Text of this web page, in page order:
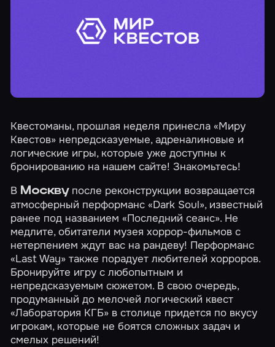
Квестоманы, прошлая неделя принесла «Миру
Квестов» непредсказуемые, адреналиновые и
логические игры, которые уже доступны к
бронированию на нашем сайте! Знакомьтесь!
В Москвупосле реконструкции возвращается
атмосферный перформанс«Dark Soul», известный
ранее под названием «Последний сеанс». Не
медлите, обитатели музея хоррор-фильмов с
нетерпением ждут вас на рандеву! Перформанс
«Last Way» также порадует любителей хорроров.
Бронируйте игру с любопытным и
непредсказуемым сюжетом. В свою очередь,
продуманный до мелочей логический квест
«Лаборатория КГБ» в столице придется по вкусу
игрокам, которые не боятся сложных задач и
смелых решений!